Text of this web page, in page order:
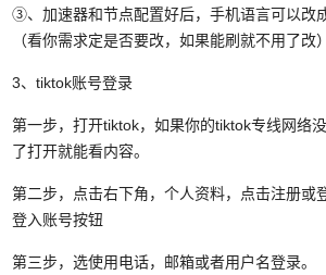
③、加速器和节点配置好后，手机语言可以改
（看你需求定是否要改，如果能刷就不用了改）
3、tiktok账号登录
第一步，打开tiktok，如果你的tiktok专线网络
了打开就能看内容。
第二步，点击右下角，个人资料，点击注册或
登入账号按钮
第三步，选使用电话，邮箱或者用户名登录。